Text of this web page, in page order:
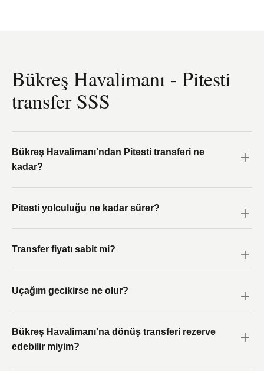
Bükreş Havalimanı - Pitesti
transfer SSS
Bükreş Havalimanı'ndan Pitesti transferi ne
kadar?
Pitesti yolculuğu ne kadar sürer?
Transfer fiyatı sabit mi?
Uçağım gecikirse ne olur?
Bükreş Havalimanı'na dönüş transferi rezerve
edebilir miyim?